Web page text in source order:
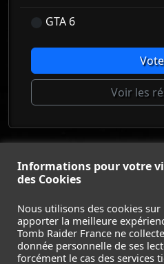
GTA 6
Voir les
Informations pour votre
des Cookies
Nous utilisons des cookies
apporter la meilleure
Tomb Raider France ne
donnée personnelle de ses
forcément le cas des services
Lara Croft et Tomb Raider
ACCUEIL- TOMB RAIDER-
CATALYST- LARA CROFT-
MENTIONS